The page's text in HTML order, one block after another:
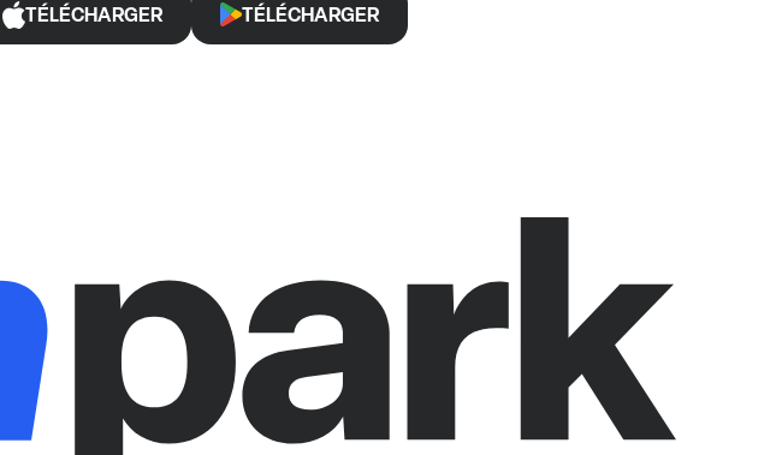
TÉLÉCHARGER TÉLÉCHARGER